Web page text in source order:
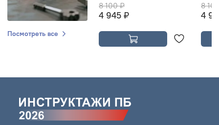
Посмотреть все
8 100 ₽
4 945 ₽
8
4